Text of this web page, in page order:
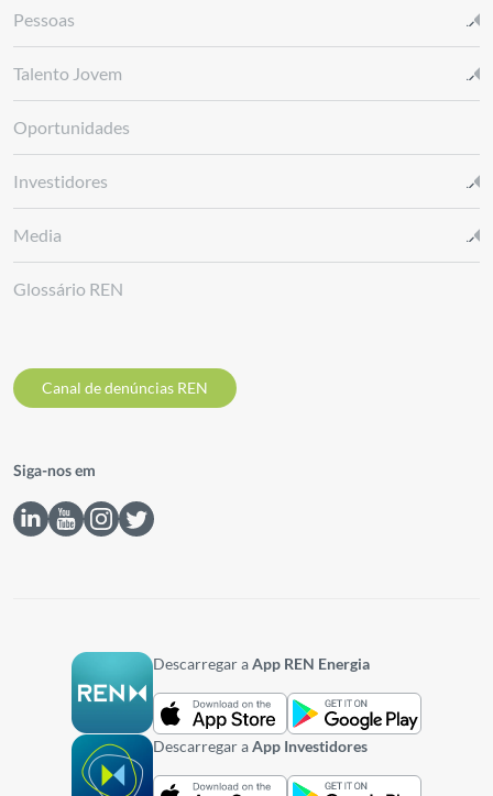
Pessoas
Talento Jovem
Oportunidades
Investidores
Media
Glossário REN
Canal de denúncias REN
Siga-nos em
Descarregar aApp REN Energia
Descarregar aApp Investidores